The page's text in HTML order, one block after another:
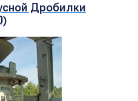
Дробилки